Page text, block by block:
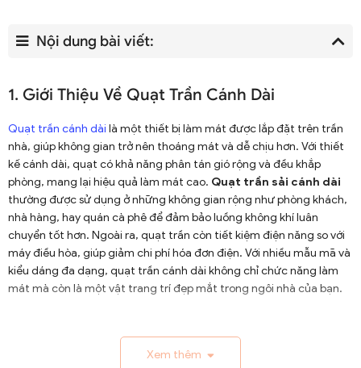
Nội dung bài viết:
1. Giới Thiệu Về Quạt Trần Cánh Dài
Quạt trần cánh dài là một thiết bị làm mát được lắp đặt trên trần
nhà, giúp không gian trở nên thoáng mát và dễ chịu hơn. Với thiết
kế cánh dài, quạt có khả năng phân tán gió rộng và đều khắp
phòng, mang lại hiệu quả làm mát cao. Quạt trần sải cánh dài
thường được sử dụng ở những không gian rộng như phòng khách,
nhà hàng, hay quán cà phê để đảm bảo luồng không khí luân
chuyển tốt hơn. Ngoài ra, quạt trần còn tiết kiệm điện năng so với
máy điều hòa, giúp giảm chi phí hóa đơn điện. Với nhiều mẫu mã và
kiểu dáng đa dạng, quạt trần cánh dài không chỉ chức năng làm
mát mà còn là một vật trang trí đẹp mắt trong ngôi nhà của bạn.
1.1. Lịch Sử và Sự Phát Triển
Xem thêm